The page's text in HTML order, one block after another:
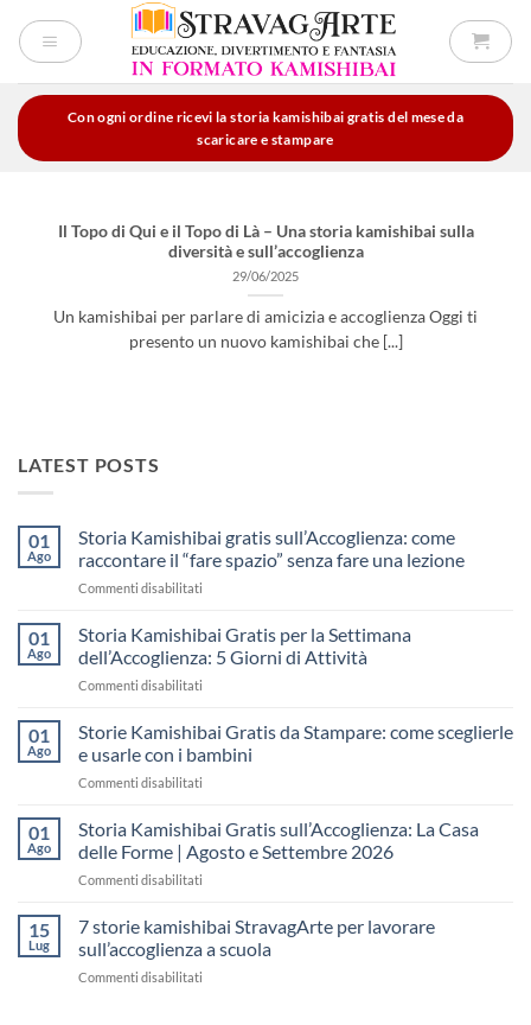
Con ogni ordine ricevi la storia kamishibai gratis del mese da
scaricare e stampare
Il Topo di Qui e il Topo di Là – Una storia kamishibai sulla
diversità e sull’accoglienza
29/06/2025
Un kamishibai per parlare di amicizia e accoglienza Oggi ti
presento un nuovo kamishibai che [...]
LATEST POSTS
01
Ago
Storia Kamishibai gratis sull’Accoglienza: come
raccontare il “fare spazio” senza fare una lezione
Commenti disabilitati
Kamishibai
sull’Accoglienza:
il
“fare
una
lezione
01
Ago
Storia Kamishibai Gratis per la Settimana
dell’Accoglienza: 5 Giorni di Attività
Commenti disabilitati
Kamishibai
per
dell’Accoglienza:
Giorni
01
Ago
Storie Kamishibai Gratis da Stampare: come sceglierle
e usarle con i bambini
Commenti disabilitati
Kamishibai
da
sceglierle
01
Ago
Storia Kamishibai Gratis sull’Accoglienza: La Casa
delle Forme | Agosto e Settembre 2026
Commenti disabilitati
Kamishibai
sull’Accoglienza:
15
Lug
7 storie kamishibai StravagArte per lavorare
sull’accoglienza a scuola
Commenti disabilitati